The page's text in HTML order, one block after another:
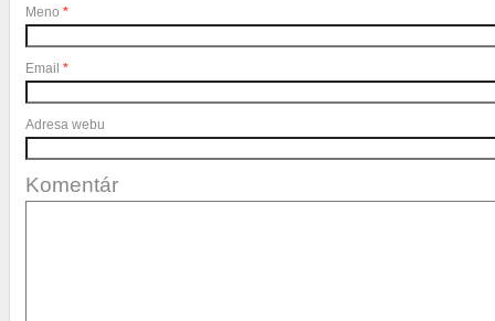
Email*
Adresa webu
Komentár